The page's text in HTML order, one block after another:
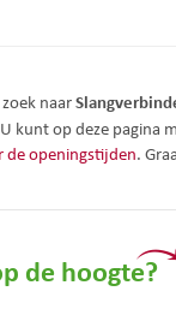
naar
kunt op deze pagina
de openingstijden.
de hoogte?